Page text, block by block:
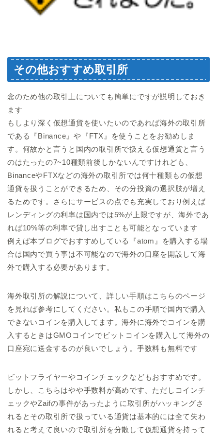
その他おすすめ取引所
念のため他の取引上についても簡単にですが説明しておき
ます
もしより深く仮想通貨を使いたいのであれば海外の取引所
である『Binance』や『FTX』を使うことをお勧めしま
す。何故かと言うと国内の取引所で扱える仮想通貨と言う
のはたったの7~10種類前後しかないんですけれども、
BinanceやFTXなどの海外の取引所では何十種類もの仮想
通貨を扱うことができるため、その分投資の選択肢が増え
るためです。さらにサービスの点でも充実しており例えば
レンディングの利率は国内では5%が上限ですが、海外であ
れば10%等の利率で貸し出すことも可能となっています
例えば本ブログでおすすめしている『atom』を購入する場
合は国内で買う事は不可能なので海外の口座を開設して海
外で購入する必要があります。
海外取引所の解説について、詳しい手順はこちらのページ
を見れば参考にしてください。私もこの手順で国内で購入
できないコインを購入してます。海外に海外でコインを購
入するときはGMOコインでビットコインを購入して海外の
口座宛に送金するのが良いでしょう。手数料も無料です
ビットフライヤーやコインチェックなどもおすすめです。
しかし、こちらはやや手数料が高めです。ただしコインチ
ェックやZaifの事件があったように取引所がハッキングさ
れるとその取引所で扱っている通貨は基本的には全て失わ
れると考えて良いので取引所を分散して仮想通貨を持って